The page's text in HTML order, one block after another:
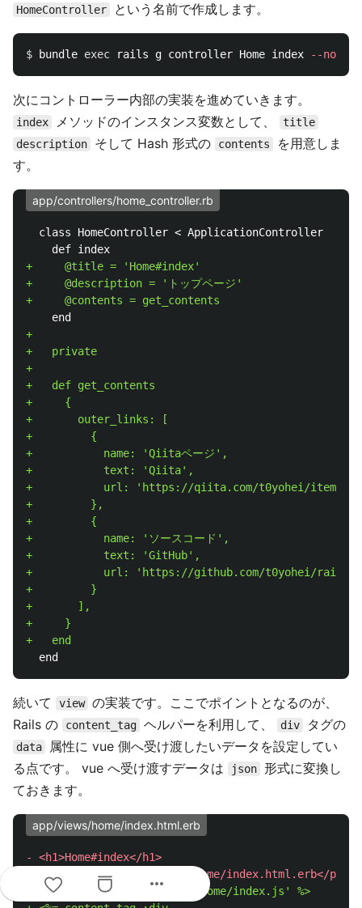
HomeController という名前で作成します。
$ bundle exec rails g controller Home index --no-
次にコントローラー内部の実装を進めていきます。
index メソッドのインスタンス変数として、
title
description
そして Hash 形式の contents
を用意しま
す。
app/controllers/home_controller.rb
  class HomeController < ApplicationController
+     @title = 'Home#index'
+     @description = 'トップページ'
+
+   private
+
+   def get_contents
+     {
+       outer_links: [
+         {
+           name: 'Qiitaページ',
+           text: 'Qiita',
+           url: 'https://qiita.com/t0yohei/items/
+         },
+         {
+           name: 'ソースコード',
+           text: 'GitHub',
+           url: 'https://github.com/t0yohei/rails-
+         }
+       ],
+     }
続いて view の実装です。ここでポイントとなるのが、
Rails の
content_tag ヘルパーを利用して、 div タグの
data
属性に vue 側へ受け渡したいデータを設定してい
る点です。 vue へ受け渡すデータは
json 形式に変換し
ておきます。
app/views/home/index.html.erb
- <h1>Home#index</h1>
+ <%= javascript_pack_tag 'home/index.js' %>
more_horiz